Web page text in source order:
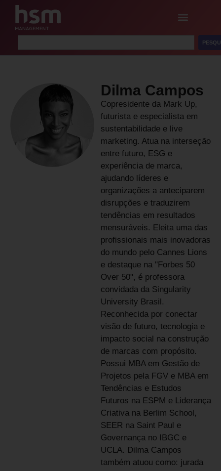
Dilma Campos
Copresidente da Mark Up,
futurista e especialista em
sustentabilidade e live
marketing. Atua na interseção
entre futuro, ESG e
experiência de marca,
ajudando líderes e
organizações a anteciparem
disrupções e traduzirem
tendências em resultados
mensuráveis. Eleita uma das
profissionais mais inovadoras
do mundo pelo Cannes Lions
e destaque na "Forbes 50
Over 50", é professora
convidada da Singularity
University Brasil.
Reconhecida por conectar
visão de futuro, tecnologia e
impacto social na construção
de marcas com propósito.
Possui MBA em Gestão de
Projetos pela FGV e MBA em
Tendências e Estudos
Futuros na ESPM e Liderança
Criativa na Berlim School,
SEER na Saint Paul e
Governança no IBGC e
UCLA. Dilma Campos
também atuou como: jurada